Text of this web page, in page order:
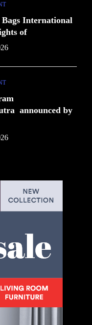
International
of
announced by